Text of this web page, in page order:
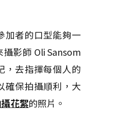
加者的口型能夠一
影師 Oli Sansom
，去指揮每個人的
確保拍攝順利，大
花絮的照片。